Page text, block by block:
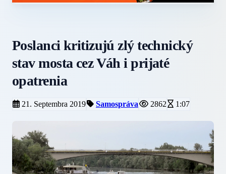
Poslanci kritizujú zlý technický
stav mosta cez Váh i prijaté
opatrenia
21. Septembra 2019 Samospráva 2862 1:07